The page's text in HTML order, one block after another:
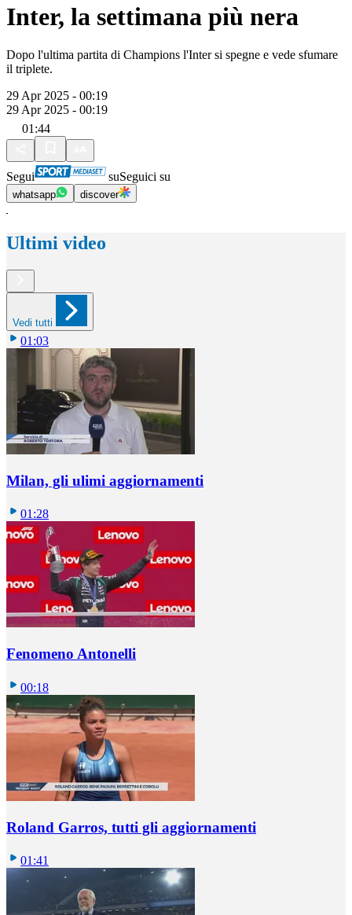
Inter, la settimana più nera
Dopo l'ultima partita di Champions l'Inter si spegne e vede sfumare
il triplete.
29 Apr 2025 - 00:19
29 Apr 2025 - 00:19
01:44
Segui suSeguici su
whatsapp discover
Ultimi video
Vedi tutti
01:03
Milan, gli ulimi aggiornamenti
01:28
Fenomeno Antonelli
00:18
Roland Garros, tutti gli aggiornamenti
01:41